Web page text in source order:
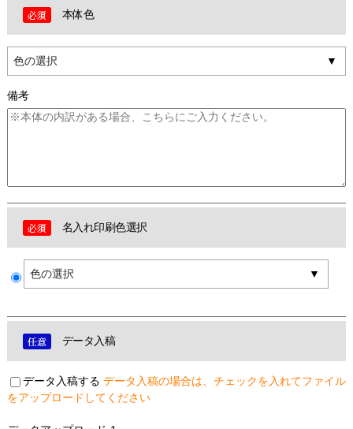
本体色
色の選択
備考
名入れ印刷色選択
色の選択
データ入稿
データ入稿する データ入稿の場合は、チェックを入れてファイル
をアップロードしてください